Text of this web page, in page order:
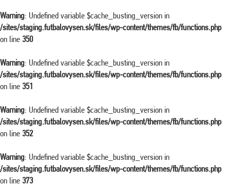
Warning: Undefined variable $cache_busting_version in
/sites/staging.futbalovysen.sk/files/wp-content/themes/fb/functions.php
on line 350
Warning: Undefined variable $cache_busting_version in
/sites/staging.futbalovysen.sk/files/wp-content/themes/fb/functions.php
on line 351
Warning: Undefined variable $cache_busting_version in
/sites/staging.futbalovysen.sk/files/wp-content/themes/fb/functions.php
on line 352
Warning: Undefined variable $cache_busting_version in
/sites/staging.futbalovysen.sk/files/wp-content/themes/fb/functions.php
on line 373